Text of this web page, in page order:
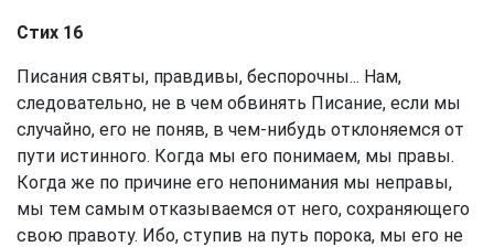
Стих 16
Писания святы, правдивы, беспорочны... Нам,
следовательно, не в чем обвинять Писание, если мы
случайно, его не поняв, в чем-нибудь отклоняемся от
пути истинного. Когда мы его понимаем, мы правы.
Когда же по причине его непонимания мы неправы,
мы тем самым отказываемся от него, сохраняющего
свою правоту. Ибо, ступив на путь порока, мы его не